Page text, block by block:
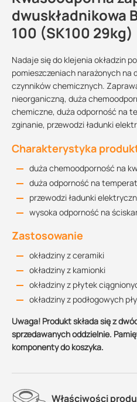
dwuskładnikowa
100 (SK100 29kg)
Nadaje się do klejenia okładzin
pomieszczeniach narażonych na
czynników chemicznych.
nieorganiczną, duża
chemiczne, duża odporność na
zginanie, przewodzi ładunki
Charakterystyka
duża chemoodporność na
duża odporność na
przewodzi ładunki
wysoka odporność na
Zastosowanie
okładziny z ceramiki
okładziny z kamionki
okładziny z płytek
okładziny z podłogowych
Uwaga! Produkt składa się z
sprzedawanych oddzielnie.
komponenty do koszyka.
Właściwości